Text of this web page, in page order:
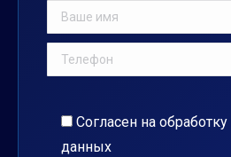
Согласен на обработку
данных